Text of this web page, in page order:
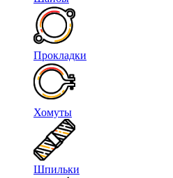
Прокладки
Хомуты
Шпильки